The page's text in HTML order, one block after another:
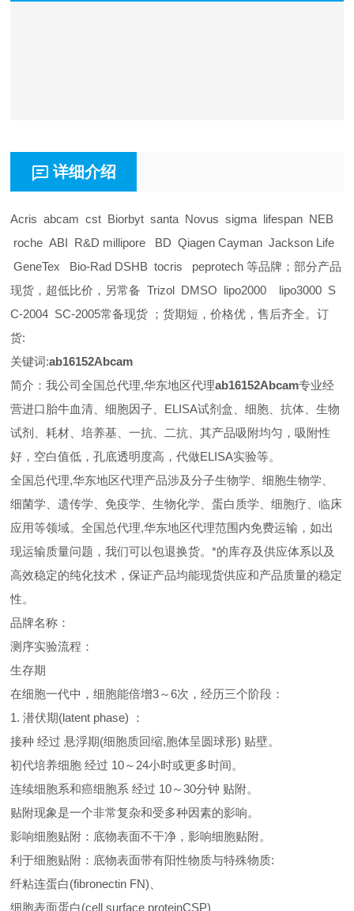
详细介绍
Acris abcam cst Biorbyt santa Novus sigma lifespan NEB
roche ABI R&D millipore BD Qiagen Cayman Jackson Life
GeneTex Bio-Rad DSHB tocris peprotech 等品牌；部分产品
现货，超低比价，另常备 Trizol DMSO lipo2000 lipo3000 S
C-2004 SC-2005常备现货 ；货期短，价格优，售后齐全。订
货:
关键词:ab16152Abcam
简介：我公司全国总代理,华东地区代理ab16152Abcam专业经
营进口胎牛血清、细胞因子、ELISA试剂盒、细胞、抗体、生物
试剂、耗材、培养基、一抗、二抗、其产品吸附均匀，吸附性
好，空白值低，孔底透明度高，代做ELISA实验等。
全国总代理,华东地区代理产品涉及分子生物学、细胞生物学、
细菌学、遗传学、免疫学、生物化学、蛋白质学、细胞疗、临床
应用等领域。全国总代理,华东地区代理范围内免费运输，如出
现运输质量问题，我们可以包退换货。*的库存及供应体系以及
高效稳定的纯化技术，保证产品均能现货供应和产品质量的稳定
性。
品牌名称：
测序实验流程：
生存期
在细胞一代中，细胞能倍增3～6次，经历三个阶段：
1. 潜伏期(latent phase) ：
接种 经过 悬浮期(细胞质回缩,胞体呈圆球形) 贴壁。
初代培养细胞 经过 10～24小时或更多时间。
连续细胞系和癌细胞系 经过 10～30分钟 贴附。
贴附现象是一个非常复杂和受多种因素的影响。
影响细胞贴附：底物表面不干净，影响细胞贴附。
利于细胞贴附：底物表面带有阳性物质与特殊物质:
纤粘连蛋白(fibronectin FN)、
细胞表面蛋白(cell surface proteinCSP)